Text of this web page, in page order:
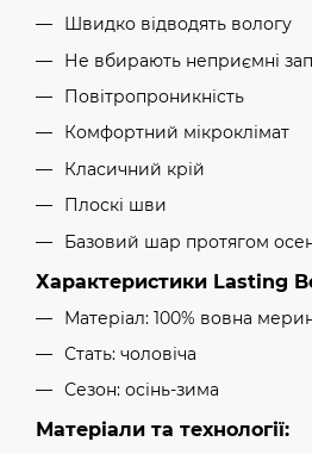
Швидко відводять вологу
Не вбирають неприємні
Повітропроникність
Комфортний мікроклімат
Класичний крій
Плоскі шви
Базовий шар протягом
Характеристики Lasting
Матеріал: 100% вовна
Стать: чоловіча
Сезон: осінь-зима
Матеріали та технології: